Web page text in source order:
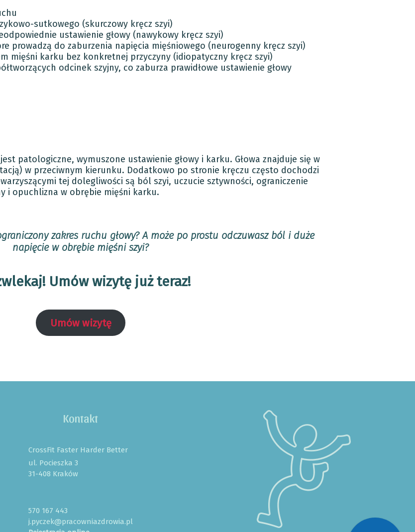
sutkowego (skurczowy kręcz szyi)
ustawienie głowy (nawykowy kręcz szyi)
prowadzą do zaburzenia napięcia mięśniowego (neurogenny kręcz szyi)
mięśni karku bez konkretnej przyczyny (idiopatyczny kręcz szyi)
odcinek szyjny, co zaburza prawidłowe ustawienie głowy
patologiczne, wymuszone ustawienie głowy i karku. Głowa znajduje się w
w przeciwnym kierunku. Dodatkowo po stronie kręczu często dochodzi
tej dolegliwości są ból szyi, uczucie sztywności, ograniczenie
i opuchlizna w obrębie mięśni karku.
zakres ruchu głowy? A może po prostu odczuwasz ból i duże
napięcie w obrębie mięśni szyi?
Umów wizytę już teraz!
Umów wizytę
Kontakt
CrossFit Faster Harder Better
ul. Pocieszka 3
31-408 Kraków
570 167 443
j.pyczek@pracowniazdrowia.pl